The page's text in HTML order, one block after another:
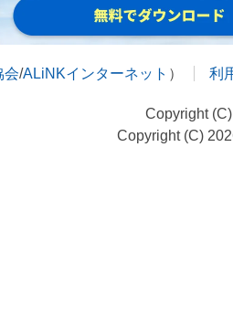
会/ALiNKインターネット ） 利
Copyright
Copyright (C)